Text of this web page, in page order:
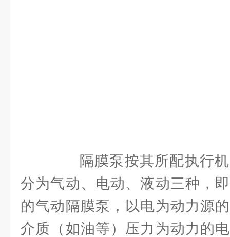
隔膜泵按其所配执行机
分为气动、电动、液动三种，
的气动隔膜泵，以电为动力源
介质（如油等）压力为动力的